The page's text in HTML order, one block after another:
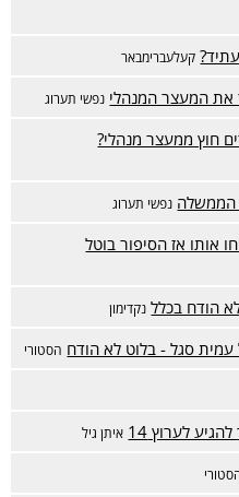
קעלעברימבאר
את המעצר המנהלי נפשי תערוג
חוץ ממעצר מנהלי?
הממשלה נפשי תערוג
אותו אז הסיפור בוטל
הודח בכלל נקדימון
סגל - בלוט לא הודח הסטורי
לערוץ 14 איתן גיל